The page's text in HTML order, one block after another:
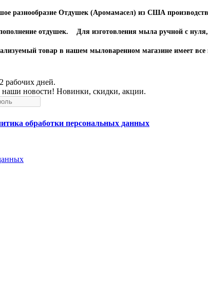
разнообразие Отдушек (Аромамасел) из США
отдушек. Для изготовления мыла ручной с
товар в нашем мыловаренном магазине имеет
рабочих дней.
наши новости! Новинки, скидки, акции.
обработки персональных данных